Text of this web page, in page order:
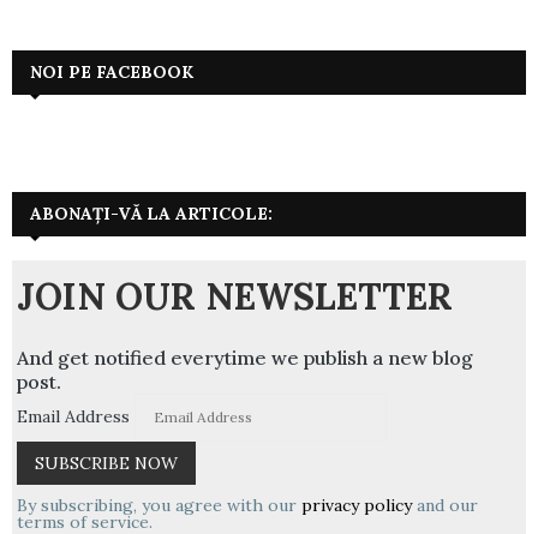
NOI PE FACEBOOK
ABONAȚI-VĂ LA ARTICOLE:
JOIN OUR NEWSLETTER
And get notified everytime we publish a new blog
post.
Email Address
By subscribing, you agree with our privacy policyand our
terms of service.